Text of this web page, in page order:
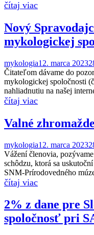
Nový
mykologickej
mykologia12. marca 2023
Čitateľom dávame do
mykologickej spoločnosti
nahliadnutiu na našej
Valné
mykologia12. marca 2023
Vážení členovia,
schôdzu, ktorá sa
SNM-Prírodovedného
2% z dane pre
spoločnosť pri